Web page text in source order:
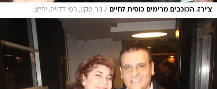
צ'ירז. הכוכבים מרימים כוסית לחיים / ניר פקין, רפי דלויה, יח"צ